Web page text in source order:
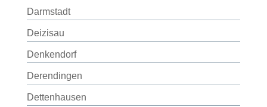
Darmstadt
Deizisau
Denkendorf
Derendingen
Dettenhausen